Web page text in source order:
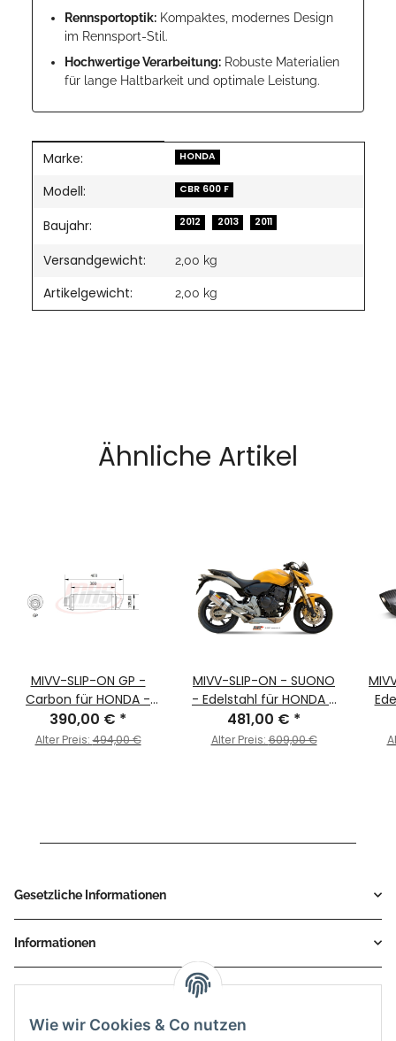
Wie wir Cookies & Co nutzen
Rennsportoptik: Kompaktes, modernes Design
im Rennsport-Stil.
Hochwertige Verarbeitung: Robuste Materialien
für lange Haltbarkeit und optimale Leistung.
Produkteigenschaft
Wert
Marke: HONDA
Modell: CBR 600 F
Baujahr: 2012 2013 2011
Versandgewicht: 2,00 kg
Artikelgewicht: 2,00 kg
Ähnliche Artikel
MIVV-SLIP-ON GP -
Carbon für HONDA -
CBR 600 F BJ. 2011 > 2013
- H.038.L2S
390,00 € *
Alter Preis:494,00 €
MIVV-SLIP-ON - SUONO
- Edelstahl für HONDA -
CBR 600 F BJ. 2011 > 2013
- H.038.L7
481,00 € *
Alter Preis:609,00 €
Gesetzliche Informationen
Informationen